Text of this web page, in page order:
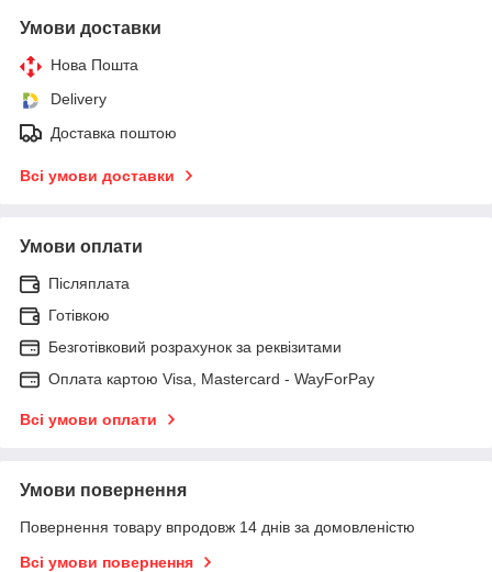
Умови доставки
Нова Пошта
Delivery
Доставка поштою
Всі умови доставки
Умови оплати
Післяплата
Готівкою
Безготівковий розрахунок за реквізитами
Оплата картою Visa, Mastercard - WayForPay
Всі умови оплати
Умови повернення
Повернення товару впродовж 14 днів за домовленістю
Всі умови повернення